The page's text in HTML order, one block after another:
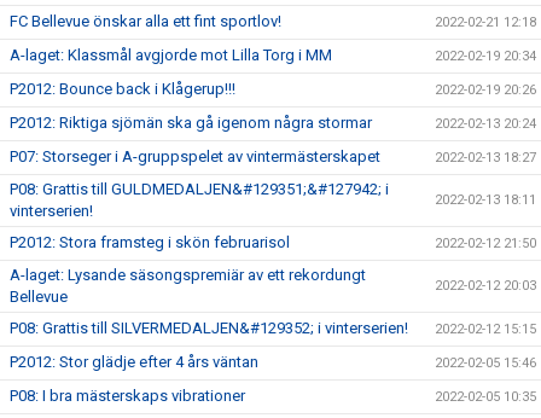
FC Bellevue önskar alla ett fint sportlov! 2022-02-21 12:18
A-laget: Klassmål avgjorde mot Lilla Torg i MM 2022-02-19 20:34
P2012: Bounce back i Klågerup!!! 2022-02-19 20:26
P2012: Riktiga sjömän ska gå igenom några stormar 2022-02-13 20:24
P07: Storseger i A-gruppspelet av vintermästerskapet 2022-02-13 18:27
P08: Grattis till GULDMEDALJEN&#129351;&#127942; i
vinterserien!
2022-02-13 18:11
P2012: Stora framsteg i skön februarisol 2022-02-12 21:50
A-laget: Lysande säsongspremiär av ett rekordungt
Bellevue
2022-02-12 20:03
P08: Grattis till SILVERMEDALJEN&#129352; i vinterserien! 2022-02-12 15:15
P2012: Stor glädje efter 4 års väntan 2022-02-05 15:46
P08: I bra mästerskaps vibrationer 2022-02-05 10:35